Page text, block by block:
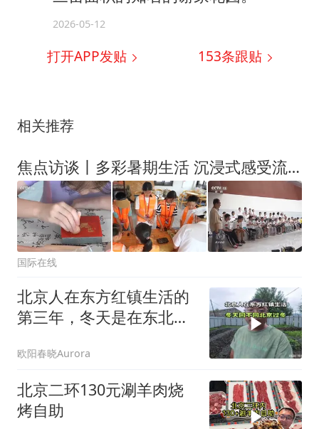
2026-05-12
打开APP发贴 153条跟贴
相关推荐
焦点访谈丨多彩暑期生活 沉浸式感受流动的文化盛宴
国际在线
北京人在东方红镇生活的
第三年，冬天是在东北过
欧阳春晓Aurora
北京二环130元涮羊肉烧
烤自助